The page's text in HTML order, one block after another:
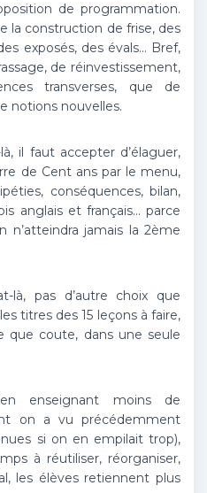
de programmation.
la construction de frise, des
exposés, des évals… Bref,
de réinvestissement,
transverses, que de
notions nouvelles.
il faut accepter d’élaguer,
de Cent ans par le menu,
conséquences, bilan,
anglais et français… parce
n’atteindra jamais la 2ème
là, pas d’autre choix que
titres des 15 leçons à faire,
que coute, dans une seule
enseignant moins de
on a vu précédemment
si on en empilait trop),
à réutiliser, réorganiser,
les élèves retiennent plus